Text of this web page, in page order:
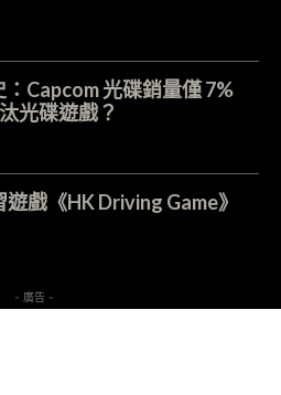
：Capcom 光碟銷量僅 7%
光碟遊戲？
戲《HK Driving Game》
- 廣告 -